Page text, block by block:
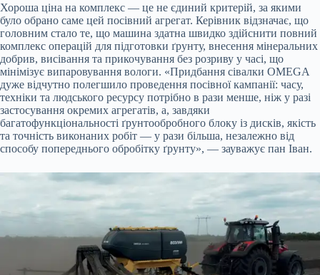
Хороша ціна на комплекс — це не єдиний критерій, за якими
було обрано саме цей посівний агрегат. Керівник відзначає, що
головним стало те, що машина здатна швидко здійснити повний
комплекс операцій для підготовки ґрунту, внесення мінеральних
добрив, висівання та прикочування без розриву у часі, що
мінімізує випаровування вологи. «Придбання сівалки OMEGA
дуже відчутно полегшило проведення посівної кампанії: часу,
техніки та людського ресурсу потрібно в рази менше, ніж у разі
застосування окремих агрегатів, а, завдяки
багатофункціональності ґрунтообробного блоку із дисків, якість
та точність виконаних робіт — у рази більша, незалежно від
способу попереднього обробітку ґрунту», — зауважує пан Іван.